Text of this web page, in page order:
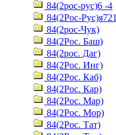
84(2рос-рус)6 -4
84(2Рос-Рус)я721
84(2рос-Чук)
84(2Рос. Баш)
84(2рос. Даг)
84(2Рос. Инг)
84(2Рос. Каб)
84(2Рос. Кар)
84(2Рос. Мар)
84(2Рос. Мор)
84(2Рос. Тат)